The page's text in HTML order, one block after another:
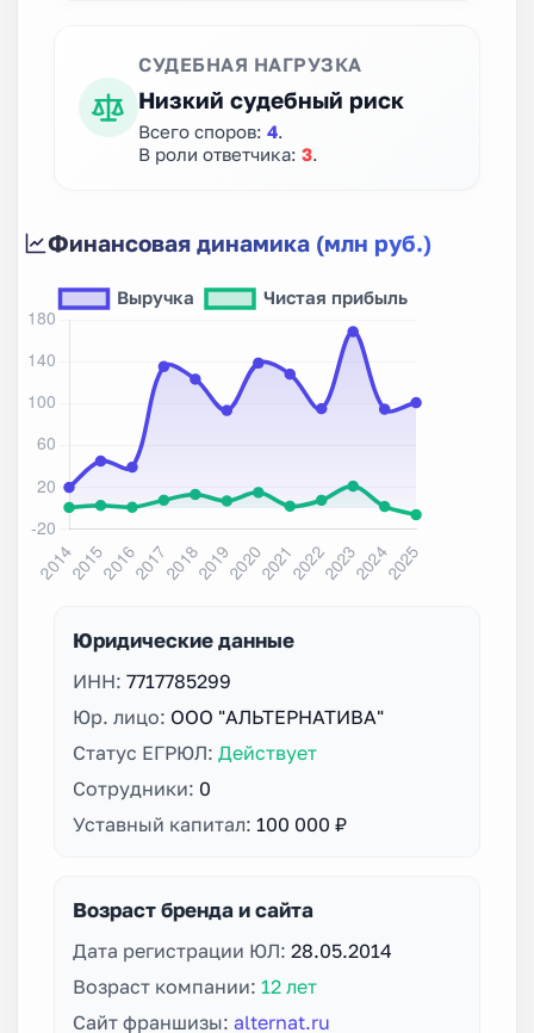
СУДЕБНАЯ НАГРУЗКА
Низкий судебный риск
Всего споров: 4
В роли ответчика: 3
Финансовая динамика (млн руб.)
Юридические данные
ИНН: 7717785299
Юр. лицо: ООО "АЛЬТЕРНАТИВА"
Статус ЕГРЮЛ: Действует
Сотрудники: 0
Уставный капитал: 100 000 ₽
Возраст бренда и сайта
Дата регистрации ЮЛ: 28.05.2014
Возраст компании: 12 лет
Сайт франшизы: alternat.ru